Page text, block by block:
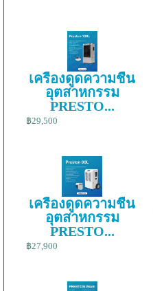
เครื่องดูดความชื้น
อุตสาหกรรม
PRESTO...
฿29,500
เครื่องดูดความชื้น
อุตสาหกรรม
PRESTO...
฿27,900